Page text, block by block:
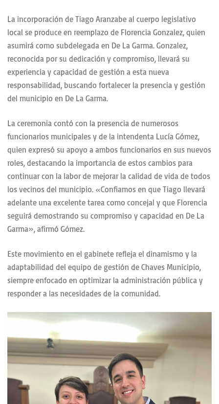
La incorporación de Tiago Aranzabe al cuerpo legislativo
local se produce en reemplazo de Florencia Gonzalez, quien
asumirá como subdelegada en De La Garma. Gonzalez,
reconocida por su dedicación y compromiso, llevará su
experiencia y capacidad de gestión a esta nueva
responsabilidad, buscando fortalecer la presencia y gestión
del municipio en De La Garma.
La ceremonia contó con la presencia de numerosos
funcionarios municipales y de la intendenta Lucía Gómez,
quien expresó su apoyo a ambos funcionarios en sus nuevos
roles, destacando la importancia de estos cambios para
continuar con la labor de mejorar la calidad de vida de todos
los vecinos del municipio. «Confiamos en que Tiago llevará
adelante una excelente tarea como concejal y que Florencia
seguirá demostrando su compromiso y capacidad en De La
Garma», afirmó Gómez.
Este movimiento en el gabinete refleja el dinamismo y la
adaptabilidad del equipo de gestión de Chaves Municipio,
siempre enfocado en optimizar la administración pública y
responder a las necesidades de la comunidad.